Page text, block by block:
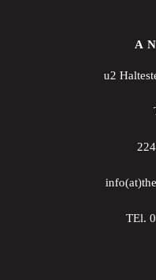
u2
TEl.